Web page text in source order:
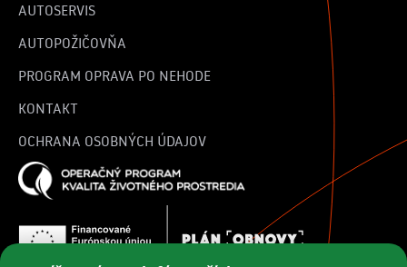
AUTOSERVIS
AUTOPOŽIČOVŇA
PROGRAM OPRAVA PO NEHODE
KONTAKT
OCHRANA OSOBNÝCH ÚDAJOV